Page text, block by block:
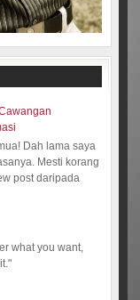
Dah lama saya
Mesti korang
post daripada
what you want,